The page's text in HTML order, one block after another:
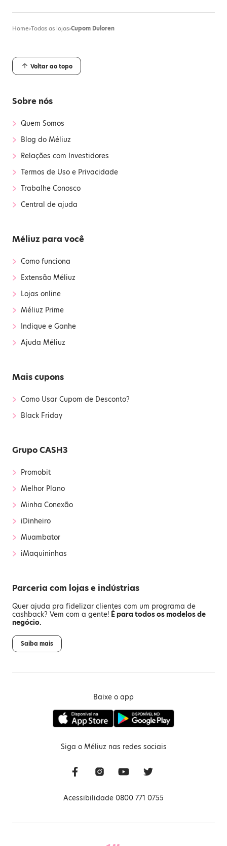
Home›Todas as lojas›Cupom Duloren
Voltar ao topo
Sobre nós
› Quem Somos
› Blog do Méliuz
› Relações com Investidores
› Termos de Uso e Privacidade
› Trabalhe Conosco
› Central de ajuda
Méliuz para você
› Como funciona
› Extensão Méliuz
› Lojas online
› Méliuz Prime
› Indique e Ganhe
› Ajuda Méliuz
Mais cupons
› Como Usar Cupom de Desconto?
› Black Friday
Grupo CASH3
› Promobit
› Melhor Plano
› Minha Conexão
› iDinheiro
› Muambator
› iMaquininhas
Parceria com lojas e indústrias
Quer ajuda pra fidelizar clientes com um programa de
cashback? Vem com a gente! É para todos os modelos de
negócio.
Saiba mais
Baixe o app
Siga o Méliuz nas redes sociais
Acessibilidade 0800 771 0755